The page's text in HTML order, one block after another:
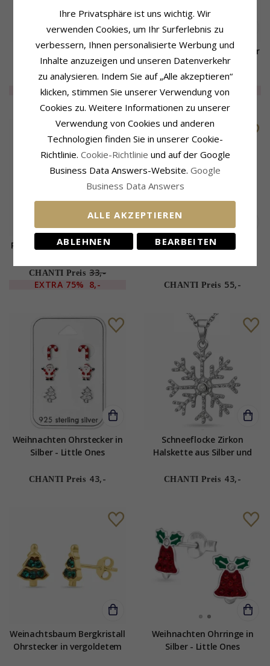
Schneeflocke Ohrstecker in
vergoldetem Silber
CHANTI Preis 29,-
EXTRA 30% 20,-
Weihnachtsmann Anhänger
aus Silber
CHANTI Preis 36,-
EXTRA 75% 9,-
Rentier Anhänger aus Silber
CHANTI Preis 33,-
EXTRA 75% 8,-
Schneeflocke Zirkon
Ones
CHANTI Preis 55,-
Weihnachten Ohrstecker in
Silber - Little Ones
CHANTI Preis 43,-
Schneeflocke Zirkon
Halskette aus Silber und
CHANTI Preis 43,-
Weinachtsbaum Bergkristall
Ohrstecker in vergoldetem
Weihnachten Ohrringe in
Silber - Little Ones
Ihre Privatsphäre ist uns wichtig. Wir
verwenden Cookies, um Ihr Surferlebnis zu
verbessern, Ihnen personalisierte Werbung und
Inhalte anzuzeigen und unseren Datenverkehr
zu analysieren. Indem Sie auf „Alle akzeptieren“
klicken, stimmen Sie unserer Verwendung von
Cookies zu. Weitere Informationen zu unserer
Verwendung von Cookies und anderen
Technologien finden Sie in unserer Cookie-
Richtlinie. Cookie-Richtlinie und auf der Google
Business Data Answers-Website. Google
Business Data Answers
ALLE AKZEPTIEREN
ABLEHNEN BEARBEITEN